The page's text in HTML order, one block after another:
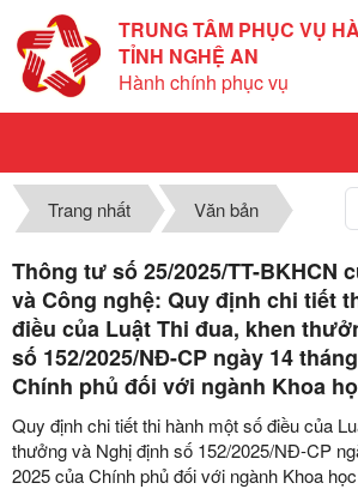
TRUNG TÂM PHỤC VỤ
TỈNH NGHỆ AN
Hành chính phục vụ
Trang nhất Văn bản
Thông tư số 25/2025/TT-BKHCN
và Công nghệ: Quy định chi tiết
điều của Luật Thi đua, khen
số 152/2025/NĐ-CP ngày 14
Chính phủ đối với ngành Khoa
Quy định chi tiết thi hành một số điều của
thưởng và Nghị định số 152/2025/NĐ-CP
2025 của Chính phủ đối với ngành Khoa